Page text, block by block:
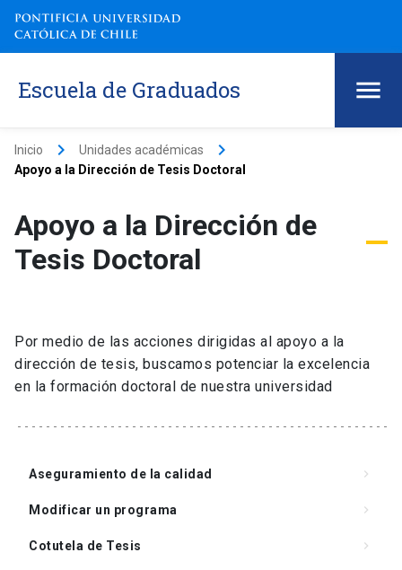
Escuela de Graduados
Inicio keyboard_arrow_right Unidades académicas keyboard_arrow_right
Apoyo a la Dirección de Tesis Doctoral
Apoyo a la Dirección de
Tesis Doctoral
Por medio de las acciones dirigidas al apoyo a la
dirección de tesis, buscamos potenciar la excelencia
en la formación doctoral de nuestra universidad
Aseguramiento de la calidad keyboard_arrow_right
Modificar un programa keyboard_arrow_right
Cotutela de Tesis keyboard_arrow_right